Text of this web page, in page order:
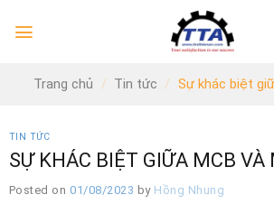
Trang chủ / Tin tức / Sự khác biệt
TIN TỨC
SỰ KHÁC BIỆT GIỮA MCB VÀ
Posted on 01/08/2023 by Hồng Nhung